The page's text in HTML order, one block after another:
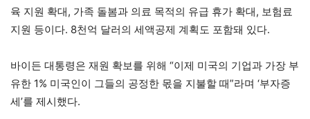
육 지원 확대, 가족 돌봄과 의료 목적의 유급 휴가 확대, 보험료
지원 등이다. 8천억 달러의 세액공제 계획도 포함돼 있다.
바이든 대통령은 재원 확보를 위해 “이제 미국의 기업과 가장 부
유한 1% 미국인이 그들의 공정한 몫을 지불할 때”라며 ‘부자증
세’를 제시했다.